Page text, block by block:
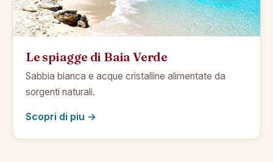
Le spiagge di Baia Verde
Sabbia bianca e acque cristalline alimentate da
sorgenti naturali.
Scopri di piu →